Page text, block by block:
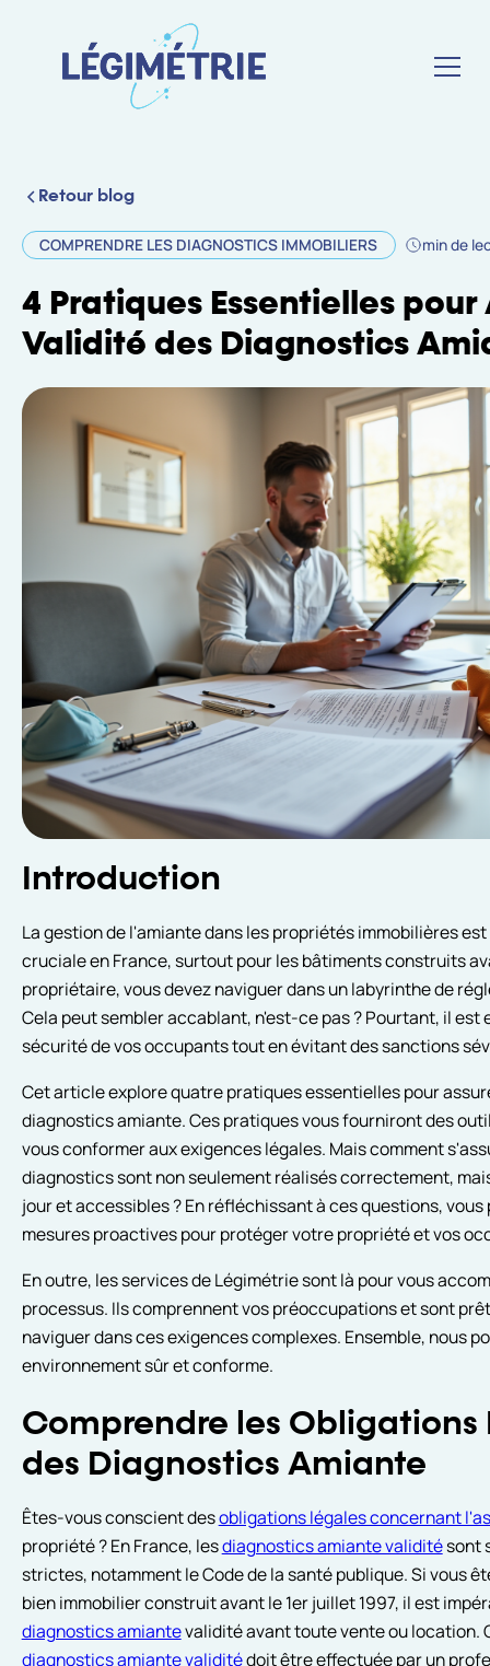
Retour blog
COMPRENDRE LES DIAGNOSTICS IMMOBILIERS min de
4 Pratiques Essentielles pour
Validité des Diagnostics
Introduction
La gestion de l'amiante dans les propriétés immobilières
cruciale en France, surtout pour les bâtiments construits
propriétaire, vous devez naviguer dans un labyrinthe de
Cela peut sembler accablant, n'est-ce pas ? Pourtant, il est
sécurité de vos occupants tout en évitant des sanctions
Cet article explore quatre pratiques essentielles pour
diagnostics amiante. Ces pratiques vous fourniront des
vous conformer aux exigences légales. Mais comment
diagnostics sont non seulement réalisés correctement,
jour et accessibles ? En réfléchissant à ces questions, vous
mesures proactives pour protéger votre propriété et vos
En outre, les services de Légimétrie sont là pour vous
processus. Ils comprennent vos préoccupations et sont
naviguer dans ces exigences complexes. Ensemble, nous
environnement sûr et conforme.
Comprendre les Obligations
des Diagnostics Amiante
Êtes-vous conscient desobligations légales concernant
propriété ? En France, lesdiagnostics amiante validitésont
strictes, notamment le Code de la santé publique. Si vous
bien immobilier construit avant le 1er juillet 1997, il est
diagnostics amiantevalidité avant toute vente ou location.
diagnostics amiante validitédoit être effectuée par un